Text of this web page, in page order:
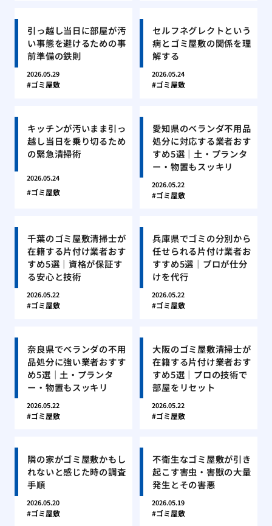
引っ越し当日に部屋が汚
い事態を避けるための事
前準備の鉄則
2026.05.29
ゴミ屋敷
セルフネグレクトという
病とゴミ屋敷の関係を理
解する
2026.05.24
ゴミ屋敷
キッチンが汚いまま引っ
越し当日を乗り切るため
の緊急清掃術
2026.05.24
ゴミ屋敷
愛知県のベランダ不用品
処分に対応する業者おす
すめ5選｜土・プランタ
ー・物置もスッキリ
2026.05.22
ゴミ屋敷
千葉のゴミ屋敷清掃士が
在籍する片付け業者おす
すめ5選｜資格が保証す
る安心と技術
2026.05.22
ゴミ屋敷
兵庫県でゴミの分別から
任せられる片付け業者お
すすめ5選｜プロが仕分
けを代行
2026.05.22
ゴミ屋敷
奈良県でベランダの不用
品処分に強い業者おすす
め5選｜土・プランタ
ー・物置もスッキリ
2026.05.22
ゴミ屋敷
大阪のゴミ屋敷清掃士が
在籍する片付け業者おす
すめ5選｜プロの技術で
部屋をリセット
2026.05.22
ゴミ屋敷
隣の家がゴミ屋敷かもし
れないと感じた時の調査
手順
2026.05.20
ゴミ屋敷
不衛生なゴミ屋敷が引き
起こす害虫・害獣の大量
発生とその害悪
2026.05.19
ゴミ屋敷